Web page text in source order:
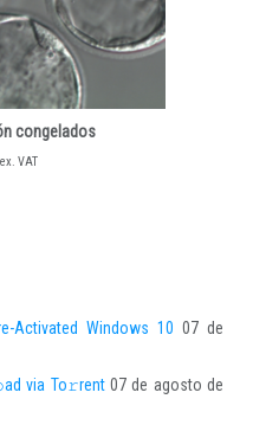
congelados
ex. VAT
Activated Windows 10 07 de
via To𝚛rent 07 de agosto de